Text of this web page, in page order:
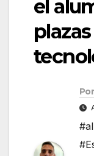
el
Por